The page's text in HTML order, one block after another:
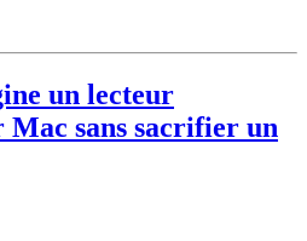
un lecteur
Mac sans sacrifier un